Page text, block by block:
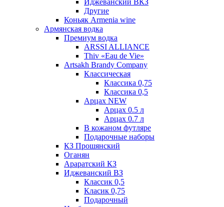
Иджеванский ВКЗ
Другие
Коньяк Armenia wine
Армянская водка
Премиум водка
ARSSI ALLIANCE
Thiv «Eau de Vie»
Artsakh Brandy Company
Классическая
Классика 0,75
Классика 0,5
Арцах NEW
Арцах 0.5 л
Арцах 0.7 л
В кожаном футляре
Подарочные наборы
КЗ Прошянский
Оганян
Араратский КЗ
Иджеванский ВЗ
Классик 0,5
Класик 0,75
Подарочный